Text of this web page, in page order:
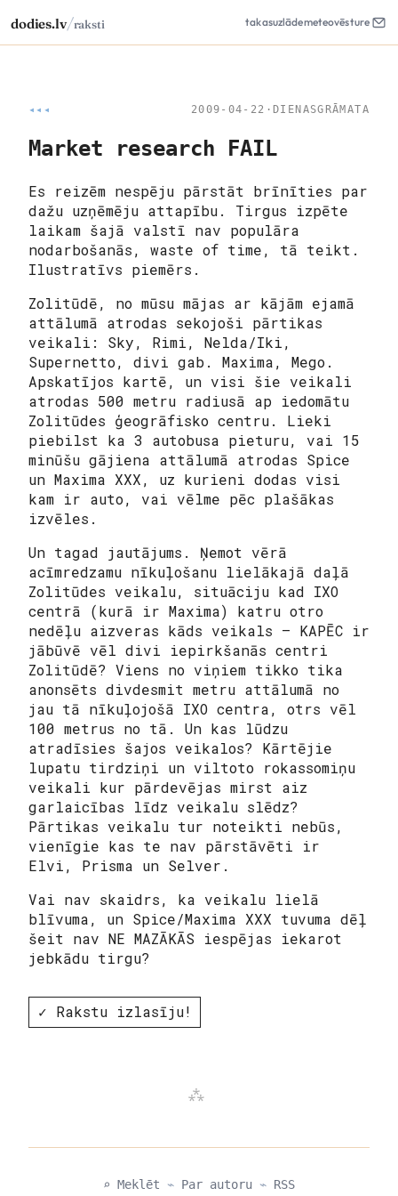
dodies.lv/raksti takasuzlādemeteovēsture
◂◂◂ 2009-04-22 · DIENASGRĀMATA
Market research FAIL
Es reizēm nespēju pārstāt brīnīties par
dažu uzņēmēju attapību. Tirgus izpēte
laikam šajā valstī nav populāra
nodarbošanās, waste of time, tā teikt.
Ilustratīvs piemērs.
Zolitūdē, no mūsu mājas ar kājām ejamā
attālumā atrodas sekojoši pārtikas
veikali: Sky, Rimi, Nelda/Iki,
Supernetto, divi gab. Maxima, Mego.
Apskatījos kartē, un visi šie veikali
atrodas 500 metru radiusā ap iedomātu
Zolitūdes ģeogrāfisko centru. Lieki
piebilst ka 3 autobusa pieturu, vai 15
minūšu gājiena attālumā atrodas Spice
un Maxima XXX, uz kurieni dodas visi
kam ir auto, vai vēlme pēc plašākas
izvēles.
Un tagad jautājums. Ņemot vērā
acīmredzamu nīkuļošanu lielākajā daļā
Zolitūdes veikalu, situāciju kad IXO
centrā (kurā ir Maxima) katru otro
nedēļu aizveras kāds veikals – KAPĒC ir
jābūvē vēl divi iepirkšanās centri
Zolitūdē? Viens no viņiem tikko tika
anonsēts divdesmit metru attālumā no
jau tā nīkuļojošā IXO centra, otrs vēl
100 metrus no tā. Un kas lūdzu
atradīsies šajos veikalos? Kārtējie
lupatu tirdziņi un viltoto rokassomiņu
veikali kur pārdevējas mirst aiz
garlaicības līdz veikalu slēdz?
Pārtikas veikalu tur noteikti nebūs,
vienīgie kas te nav pārstāvēti ir
Elvi, Prisma un Selver.
Vai nav skaidrs, ka veikalu lielā
blīvuma, un Spice/Maxima XXX tuvuma dēļ
šeit nav NE MAZĀKĀS iespējas iekarot
jebkādu tirgu?
✓ Rakstu izlasīju!
⌕ Meklēt ⌁ Par autoru ⌁ RSS